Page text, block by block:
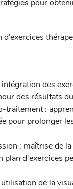
pour
des
des résultats
traitement :
pour prolonger
: maîtrise de
plan d'exercices
de la